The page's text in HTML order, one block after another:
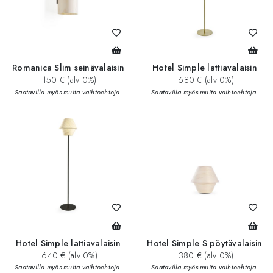
Romanica Slim seinävalaisin
150 € (alv 0%)
Saatavilla myös muita vaihtoehtoja.
Hotel Simple lattiavalaisin
680 € (alv 0%)
Saatavilla myös muita vaihtoehtoja.
Hotel Simple lattiavalaisin
640 € (alv 0%)
Saatavilla myös muita vaihtoehtoja.
Hotel Simple S pöytävalaisin
380 € (alv 0%)
Saatavilla myös muita vaihtoehtoja.